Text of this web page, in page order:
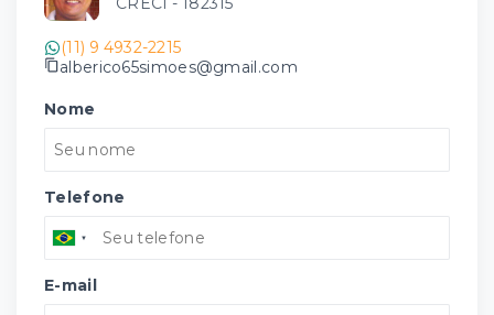
(11) 9 4932-2215
alberico65simoes@gmail.com
Nome
Telefone
E-mail